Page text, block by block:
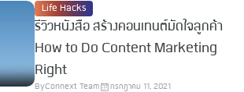
Life Hacks
รีวิวหนังสือ สร้างคอนเทนต์มัดใจลูกค้า
How to Do Content Marketing
Right
ByConnext Team กรกฎาคม 11, 2021